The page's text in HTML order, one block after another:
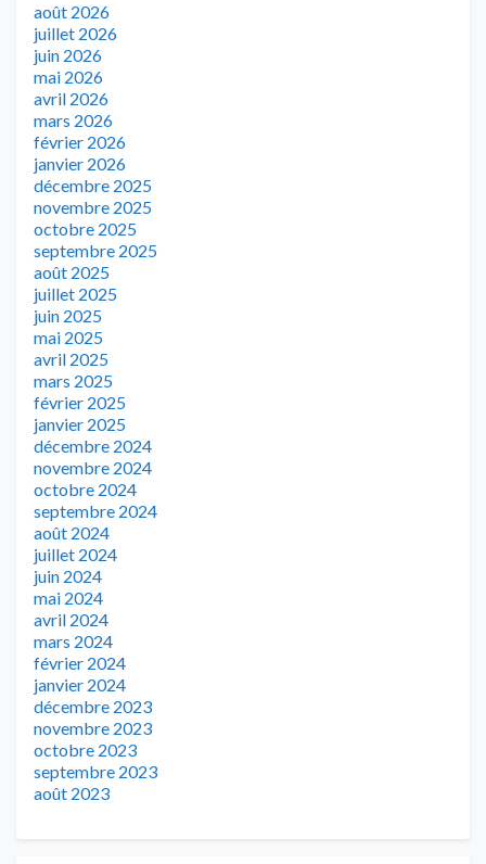
août 2026
juillet 2026
juin 2026
mai 2026
avril 2026
mars 2026
février 2026
janvier 2026
décembre 2025
novembre 2025
octobre 2025
septembre 2025
août 2025
juillet 2025
juin 2025
mai 2025
avril 2025
mars 2025
février 2025
janvier 2025
décembre 2024
novembre 2024
octobre 2024
septembre 2024
août 2024
juillet 2024
juin 2024
mai 2024
avril 2024
mars 2024
février 2024
janvier 2024
décembre 2023
novembre 2023
octobre 2023
septembre 2023
août 2023